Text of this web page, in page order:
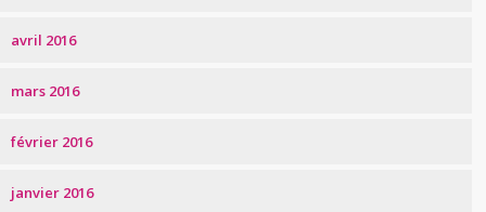
avril 2016
mars 2016
février 2016
janvier 2016